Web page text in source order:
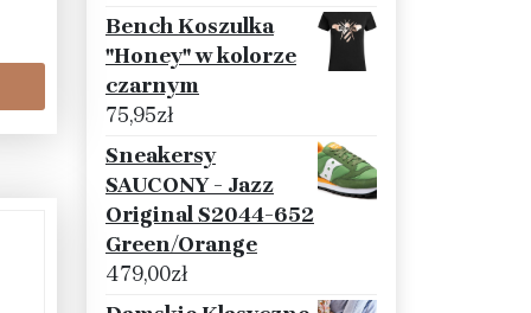
Bench Koszulka
"Honey" w kolorze
czarnym
75,95zł
Sneakersy
SAUCONY - Jazz
Original S2044-652
Green/Orange
479,00zł